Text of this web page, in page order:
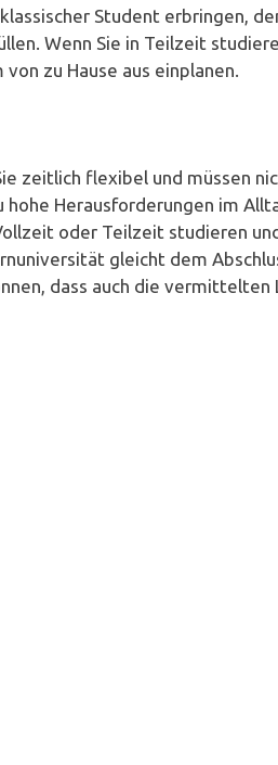
Student erbringen,
Wenn Sie in Teilzeit
zu Hause aus einplanen.
zeitlich flexibel und müssen
hohe Herausforderungen im
oder Teilzeit studieren
gleicht dem
dass auch die